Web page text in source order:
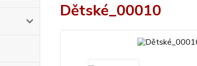
Dětské_00010